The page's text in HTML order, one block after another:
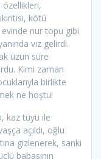
özellikleri,
kötü
nur topu gibi
vız gelirdi.
uzun süre
Kimi zaman
birlikte
ne hoştu!
kaz tüyü ile
açıldı, oğlu
gizlenerek, sanki
babasının